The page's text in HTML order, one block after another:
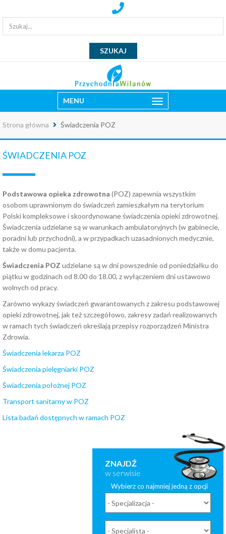
MENU
Strona główna Świadczenia POZ
ŚWIADCZENIA POZ
Podstawowa opieka zdrowotna (POZ) zapewnia wszystkim
osobom uprawnionym do świadczeń zamieszkałym na terytorium
Polski kompleksowe i skoordynowane świadczenia opieki zdrowotnej.
Świadczenia udzielane są w warunkach ambulatoryjnych (w gabinecie,
poradni lub przychodni), a w przypadkach uzasadnionych medycznie,
także w domu pacjenta.
Świadczenia POZ udzielane są w dni powszednie od poniedziałku do
piątku w godzinach od 8.00 do 18.00, z wyłączeniem dni ustawowo
wolnych od pracy.
Zarówno wykazy świadczeń gwarantowanych z zakresu podstawowej
opieki zdrowotnej, jak też szczegółowo, zakresy zadań realizowanych
w ramach tych świadczeń określają przepisy rozporządzeń Ministra
Zdrowia.
Świadczenia lekarza POZ
Świadczenia pielęgniarki POZ
Świadczenia położnej POZ
Transport sanitarny w POZ
Lista badań dostępnych w ramach POZ
ZNAJDŹ
w serwisie
Wybierz co najmniej jedną z opcji